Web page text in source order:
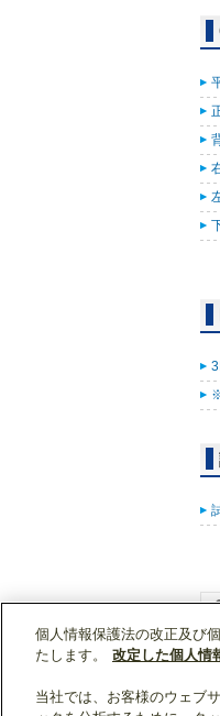
個人情報保護法の改正及び
たします。
改定した個人情
当社では、お客様のウェブ